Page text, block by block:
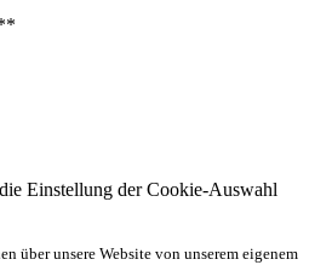
Einstellung der Cookie-Auswahl
über unsere Website von unserem eigenem